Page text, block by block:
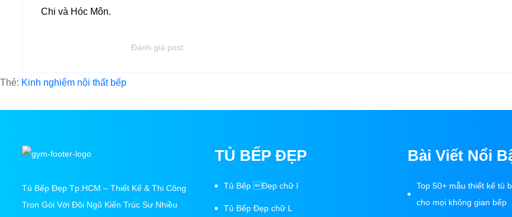
Chi và Hóc Môn.
Đánh giá post
Thẻ: Kinh nghiệm nội thất bếp
Tủ Bếp Đẹp Tp.HCM – Thiết Kế & Thi Công
Trọn Gói Với Đội Ngũ Kiến Trúc Sư Nhiều
TỦ BẾP ĐẸP
Tủ Bếp Đẹp chữ I
Tủ Bếp Đẹp chữ L
Bài Viết Nổi
Top 50+ mẫu thiết kế tủ
cho mọi không gian bếp